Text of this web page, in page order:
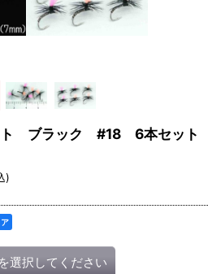
ト ブラック #18 6本セット
)
を選択してください